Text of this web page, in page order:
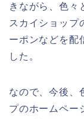
きながら、色々
スカイショップ
ーポンなどを配
した。
なので、今後、
プのホームペー